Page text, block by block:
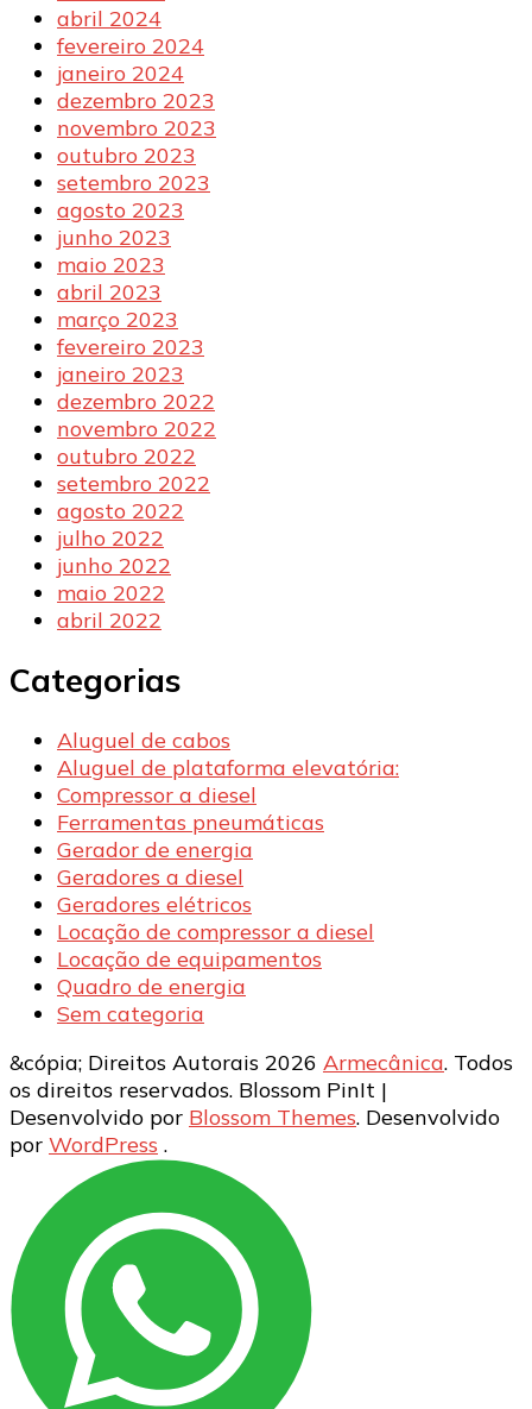
abril 2024
fevereiro 2024
janeiro 2024
dezembro 2023
novembro 2023
outubro 2023
setembro 2023
agosto 2023
junho 2023
maio 2023
abril 2023
março 2023
fevereiro 2023
janeiro 2023
dezembro 2022
novembro 2022
outubro 2022
setembro 2022
agosto 2022
julho 2022
junho 2022
maio 2022
abril 2022
Categorias
Aluguel de cabos
Aluguel de plataforma elevatória:
Compressor a diesel
Ferramentas pneumáticas
Gerador de energia
Geradores a diesel
Geradores elétricos
Locação de compressor a diesel
Locação de equipamentos
Quadro de energia
Sem categoria
&cópia; Direitos Autorais 2026 Armecânica. Todos
os direitos reservados. Blossom PinIt |
Desenvolvido por Blossom Themes. Desenvolvido
por WordPress .